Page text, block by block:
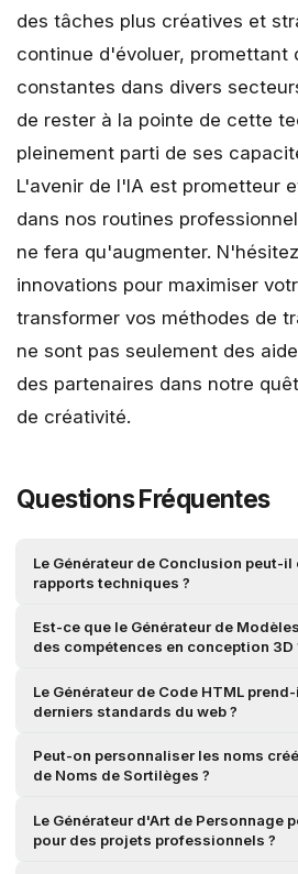
des tâches plus créatives et
continue d'évoluer, promettant
constantes dans divers
de rester à la pointe de cette
pleinement parti de ses
L'avenir de l'IA est prometteur
dans nos routines
ne fera qu'augmenter.
innovations pour maximiser
transformer vos méthodes de
ne sont pas seulement des
des partenaires dans notre
de créativité.
Questions Fréquentes
Le Générateur de Conclusion peut-
rapports techniques ?
Est-ce que le Générateur de
des compétences en conception 3D
Le Générateur de Code HTML
derniers standards du web ?
Peut-on personnaliser les noms
de Noms de Sortilèges ?
Le Générateur d'Art de Personnage
pour des projets professionnels ?